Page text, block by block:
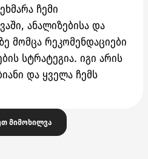
ჩემი
ანალიზებისა და
მომცა რეკომენდაციები
სტრატეგია. იგი არის
და ყველა ჩემს
ძალიან კეთილგანწყობილი
— ყველაფერი ძალიან
მიმოხილვა